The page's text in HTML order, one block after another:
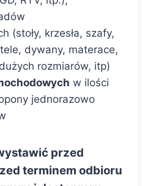
(stoły, krzesła, szafy,
dywany, materace,
rozmiarów, itp)
w ilości
jednorazowo
przed
terminem odbioru